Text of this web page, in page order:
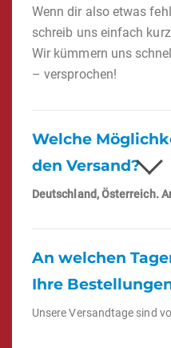
Wenn dir also etwas
schreib uns einfach
Wir kümmern uns
– versprochen!
Welche
den Versand?
Deutschland, Österreich.
An welchen
Ihre
Unsere Versandtage sind